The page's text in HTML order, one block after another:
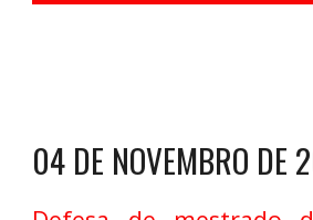
04 DE NOVEMBRO DE